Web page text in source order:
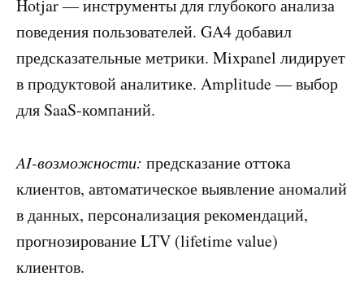
Hotjar — инструменты для глубокого анализа
поведения пользователей. GA4 добавил
предсказательные метрики. Mixpanel лидирует
в продуктовой аналитике. Amplitude — выбор
для SaaS-компаний.
AI-возможности: предсказание оттока
клиентов, автоматическое выявление аномалий
в данных, персонализация рекомендаций,
прогнозирование LTV (lifetime value)
клиентов.